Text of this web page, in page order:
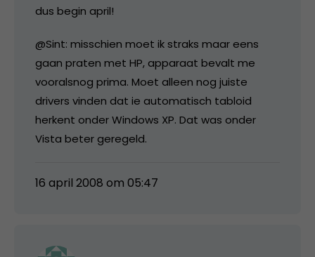
dus begin april!
@Sint: misschien moet ik straks maar eens
gaan praten met HP, apparaat bevalt me
vooralsnog prima. Moet alleen nog juiste
drivers vinden dat ie automatisch tabloid
herkent onder Windows XP. Dat was onder
Vista beter geregeld.
16 april 2008 om 05:47